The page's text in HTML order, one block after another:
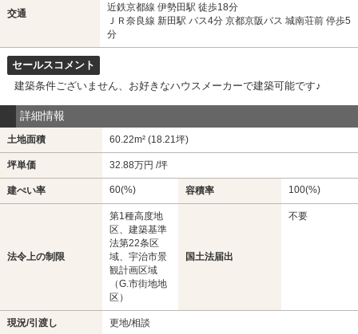
交通
近鉄京都線 伊勢田駅 徒歩18分
ＪＲ奈良線 新田駅 バス4分 京都京阪バス 城南荘前 停歩5
分
セールスコメント
建築条件ございません、お好きなハウスメーカーで建築可能です♪
詳細情報
土地面積 60.22m² (18.21坪)
坪単価 32.88万円 /坪
建ぺい率 60(%) 容積率 100(%)
法令上の制限
第1種高度地
区、建築基準
法第22条区
域、宇治市景
観計画区域
（G.市街地地
区）
国土法届出
不要
現況/引渡し 更地/相談